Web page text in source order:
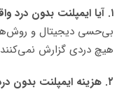
۱. آیا ایمپلنت بدون درد واقعاً بدون هیچ دردی است؟
هیچ دردی گزارش
۲. هزینه ایمپلنت بدون درد در ایران چقدر است؟